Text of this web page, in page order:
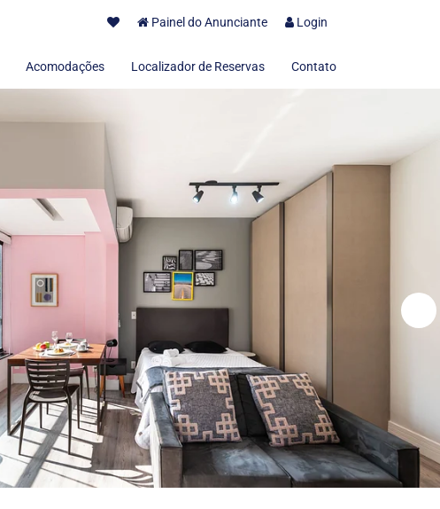
Painel do Anunciante Login
Acomodações Localizador de Reservas Contato